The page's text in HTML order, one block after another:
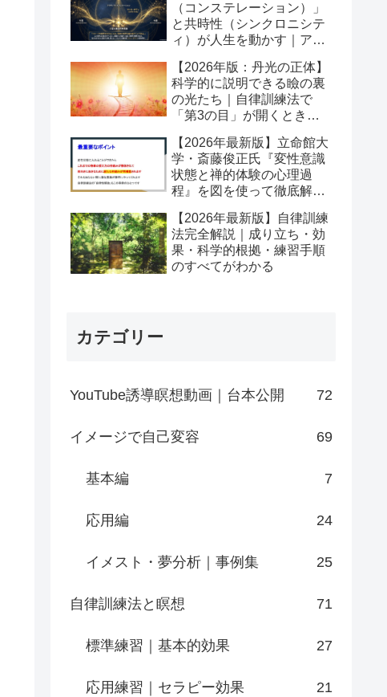
（コンステレーション）」
と共時性（シンクロニシテ
ィ）が人生を動かす｜アク
舞台
【2026年版：丹光の正体】
科学的に説明できる瞼の裏
の光たち｜自律訓練法で
「第3の目」が開くとき潜
【2026年最新版】立命館大
学・斎藤俊正氏『変性意識
状態と禅的体験の心理過
程』を図を使って徹底解説
変容を起こすのか？
【2026年最新版】自律訓練
法完全解説｜成り立ち・効
果・科学的根拠・練習手順
のすべてがわかる
カテゴリー
YouTube誘導瞑想動画｜台本公開 72
イメージで自己変容 69
基本編 7
応用編 24
イメスト・夢分析｜事例集 25
自律訓練法と瞑想 71
標準練習｜基本的効果 27
応用練習｜セラピー効果 21